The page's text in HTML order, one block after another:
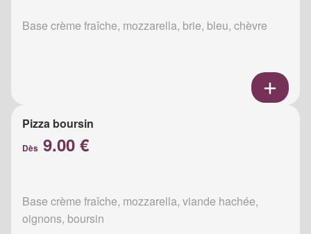
Base crème fraîche, mozzarella, brie, bleu, chèvre
Pizza boursin
Dès 9.00 €
Base crème fraîche, mozzarella, viande hachée,
oignons, boursin